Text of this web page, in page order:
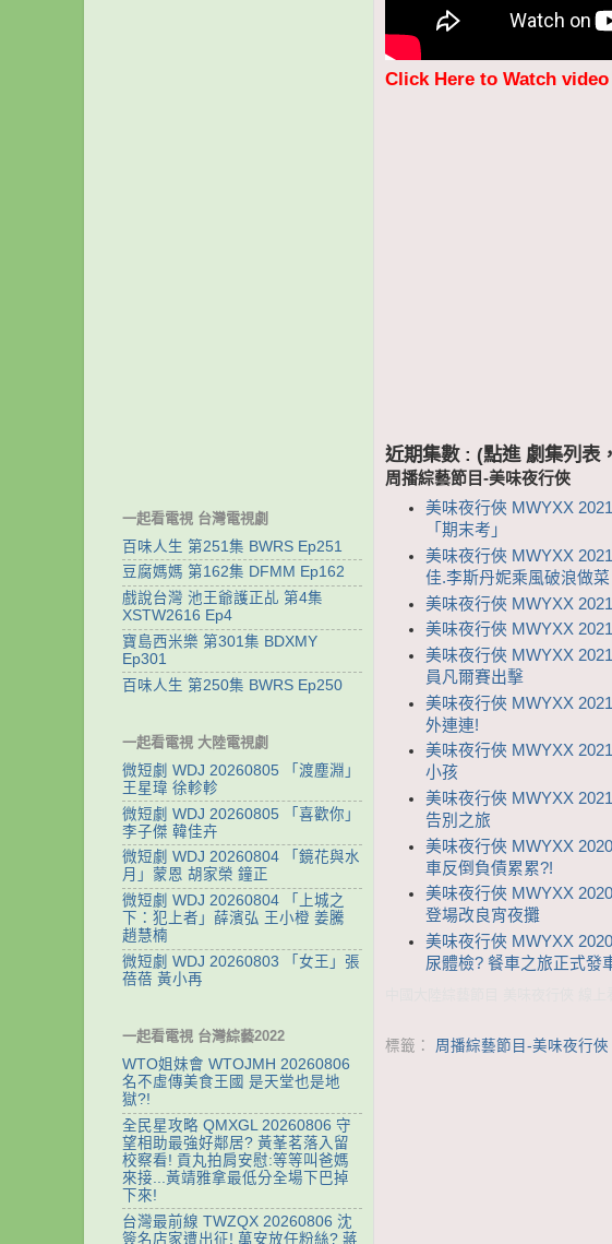
Click Here to Watch
近期集數 : (點進 劇集列表
周播綜藝節目-美味夜行俠
美味夜行俠 MWYXX
「期末考」
美味夜行俠 MWYXX
佳.李斯丹妮乘風破浪做菜
美味夜行俠 MWYXX
美味夜行俠 MWYXX
美味夜行俠 MWYXX
員凡爾賽出擊
美味夜行俠 MWYXX
外連連!
美味夜行俠 MWYXX
小孩
美味夜行俠 MWYXX
告別之旅
美味夜行俠 MWYXX
車反倒負債累累?!
美味夜行俠 MWYXX
登場改良宵夜攤
美味夜行俠 MWYXX
尿體檢? 餐車之旅正式發
標籤： 周播綜藝節目-美味夜行俠
一起看電視 台灣電視劇
百味人生 第251集 BWRS Ep251
豆腐媽媽 第162集 DFMM Ep162
戲說台灣 池王爺護正乩 第4集
XSTW2616 Ep4
寶島西米樂 第301集 BDXMY
Ep301
百味人生 第250集 BWRS Ep250
一起看電視 大陸電視劇
微短劇 WDJ 20260805 「渡塵淵」
王星瑋 徐軫軫
微短劇 WDJ 20260805 「喜歡你」
李子傑 韓佳卉
微短劇 WDJ 20260804 「鏡花與水
月」蒙恩 胡家榮 鐘正
微短劇 WDJ 20260804 「上城之
下：犯上者」薛濱弘 王小橙 姜騰
趙慧楠
微短劇 WDJ 20260803 「女王」張
蓓蓓 黃小再
一起看電視 台灣綜藝2022
WTO姐妹會 WTOJMH 20260806
名不虛傳美食王國 是天堂也是地
獄?!
全民星攻略 QMXGL 20260806 守
望相助最強好鄰居? 黃莑茗落入留
校察看! 貢丸拍肩安慰:等等叫爸媽
來接...黃靖雅拿最低分全場下巴掉
下來!
台灣最前線 TWZQX 20260806 沈
簽名店家遭出征! 萬安放任粉絲? 蔣